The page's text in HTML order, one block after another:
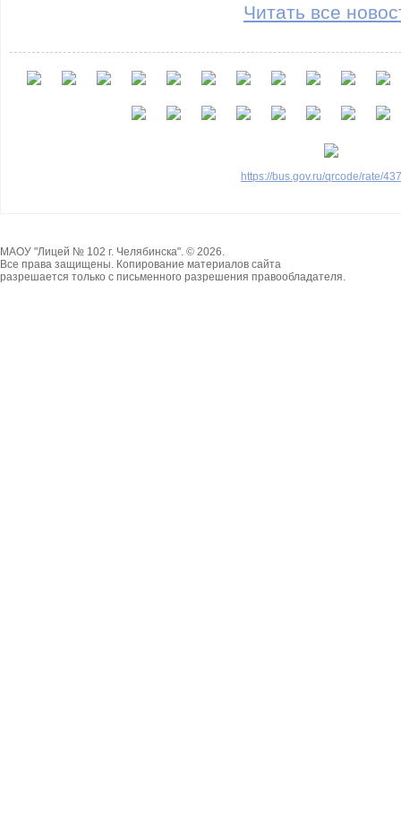
Читать все
https://bus.gov.ru/qrcode/rate/
МАОУ "Лицей № 102 г. Челябинска". © 2026.
Все права защищены. Копирование материалов сайта
разрешается только с письменного разрешения правообладателя.